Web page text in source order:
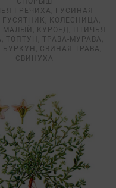
ГРЕЧИХА, ГУСИНАЯ
ГУСЯТНИК, КОЛЕСНИЦА,
МАЛЫЙ, КУРОЕД, ПТИЧЬЯ
ТОПТУН, ТРАВА-МУРАВА,
СВИНАЯ ТРАВА,
СВИНУХА